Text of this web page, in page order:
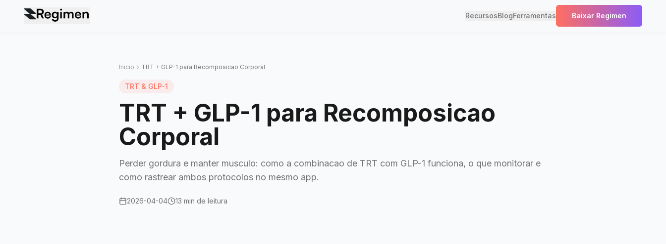
RecursosBlogFerramentas Baixar Regimen
Inicio TRT + GLP-1 para Recomposicao Corporal
TRT & GLP-1
TRT + GLP-1 para Recomposicao
Corporal
Perder gordura e manter musculo: como a combinacao de TRT com GLP-1 funciona, o que monitorar e
como rastrear ambos protocolos no mesmo app.
2026-04-04 13 min de leitura